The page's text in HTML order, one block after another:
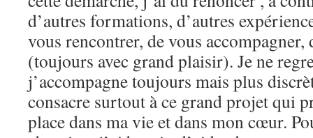
d’autres formations, d’autres
vous rencontrer, de vous
(toujours avec grand plaisir). Je ne
j’accompagne toujours mais plus
consacre surtout à ce grand projet qui
place dans ma vie et dans mon cœur.